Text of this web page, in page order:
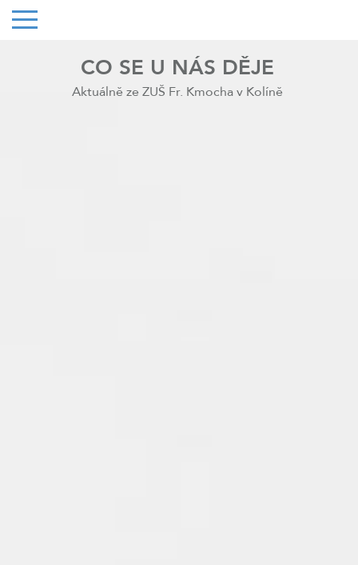
CO SE U NÁS DĚJE
Aktuálně ze ZUŠ Fr. Kmocha v Kolíně